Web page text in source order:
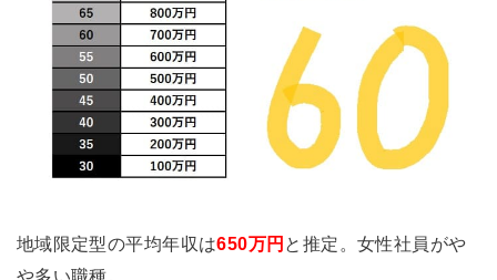
地域限定型の平均年収は650万円 と推定。女性社員がや
や多い職種。